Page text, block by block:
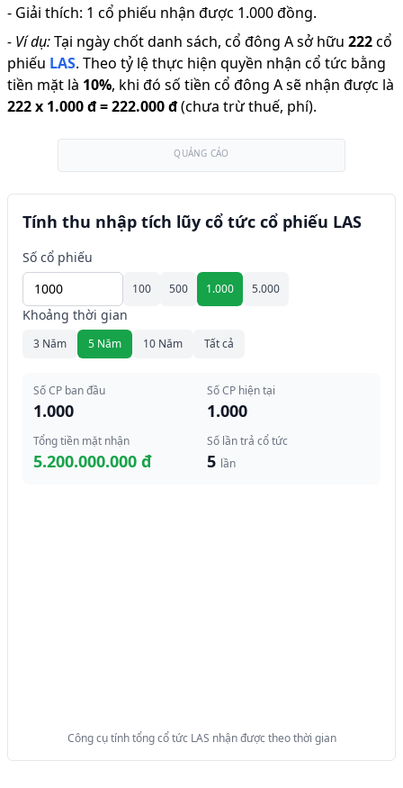
- Giải thích: 1 cổ phiếu nhận được 1.000 đồng.
- Ví dụ:Tại ngày chốt danh sách, cổ đông A sở hữu 222cổ
phiếu LAS. Theo tỷ lệ thực hiện quyền nhận cổ tức bằng
tiền mặt là 10%, khi đó số tiền cổ đông A sẽ nhận được là
222x 1.000 đ=222.000 đ(chưa trừ thuế, phí).
QUẢNG CÁO
Tính thu nhập tích lũy cổ tức cổ phiếu LAS
Số cổ phiếu
100 500 1.000 5.000
Khoảng thời gian
3 Năm 5 Năm 10 Năm Tất cả
Số CP ban đầu
1.000
Số CP hiện tại
1.000
Tổng tiền mặt nhận
5.200.000.000 đ
Số lần trả cổ tức
5 lần
Công cụ tính tổng cổ tức LAS nhận được theo thời gian